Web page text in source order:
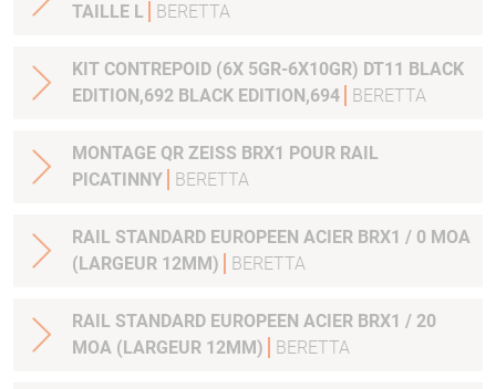
TAILLE L
BERETTA
KIT CONTREPOID (6X 5GR-6X10GR) DT11 BLACK
EDITION,692 BLACK EDITION,694
BERETTA
MONTAGE QR ZEISS BRX1 POUR RAIL
PICATINNY
BERETTA
RAIL STANDARD EUROPEEN ACIER BRX1 / 0 MOA
(LARGEUR 12MM)
BERETTA
RAIL STANDARD EUROPEEN ACIER BRX1 / 20
MOA (LARGEUR 12MM)
BERETTA